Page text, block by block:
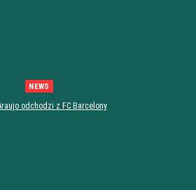
NEWS
odchodzi z FC Barcelony